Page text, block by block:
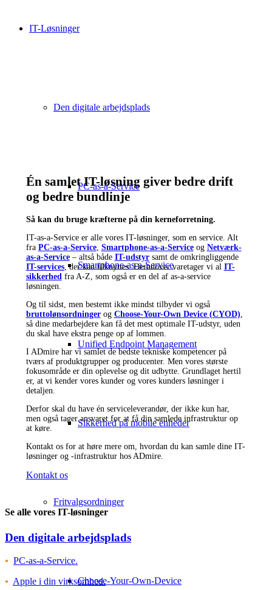
IT-Løsninger
Den digitale arbejdsplads
PC-as-a-Service
Smartphone-as-a-Service
Unified Endpoint Management
Sikkerhed på mobile enheder
Fritvalgsordninger
Choose-Your-Own-Device
Én samlet IT-løsning giver bedre drift
og bedre bundlinje
Så kan du bruge kræfterne på din kerneforretning.
IT-as-a-Service er alle vores IT-løsninger, som en service. Alt
fra PC-as-a-Service, Smartphone-as-a-Serviceog Netværk-
as-a-Service– altså både IT-udstyrsamt de omkringliggende
IT-services, der kan tilknyttes. Derudover varetager vi al IT-
sikkerhedfra A-Z, som også er en del af as-a-service
løsningen.
Og til sidst, men bestemt ikke mindst tilbyder vi også
bruttolønsordninger og Choose-Your-Own Device (CYOD),
så dine medarbejdere kan få det mest optimale IT-udstyr, uden
du skal have ekstra penge op af lommen.
I ADmire har vi samlet de bedste tekniske kompetencer på
tværs af produktgrupper og producenter. Men vores største
fokusområde er din oplevelse og dit udbytte. Grundlaget hertil
er, at vi kender vores kunder og vores kunders løsninger i
detaljen.
Derfor skal du have én serviceleverandør, der ikke kun har,
men også tager ansvaret for at få din samlede infrastruktur op
at køre.
Kontakt os for at høre mere om, hvordan du kan samle dine IT-
løsninger og -infrastruktur hos ADmire.
Kontakt os
Se alle vores IT-løsninger
Den digitale arbejdsplads
• PC-as-a-Service.
• Apple i din virksomhed.